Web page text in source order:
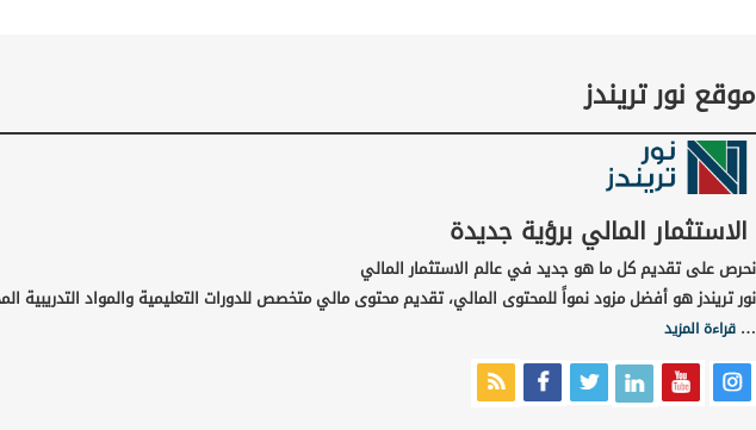
موقع نور تريندز
الاستثمار المالي برؤية جديدة
نحرص على تقديم كل ما هو جديد في عالم الاستثمار المالي
نور تريندز هو أفضل مزود نمواً للمحتوى المالي، تقديم محتوى مالي متخصص للدورات التعليمية والمواد
… قراءة المزيد